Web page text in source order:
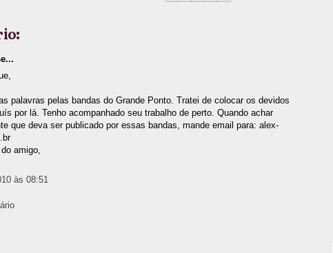
palavras pelas bandas do Grande Ponto. Tratei de colocar os devidos
por lá. Tenho acompanhado seu trabalho de perto. Quando achar
que deva ser publicado por essas bandas, mande email para: alex-
amigo,
às 08:51